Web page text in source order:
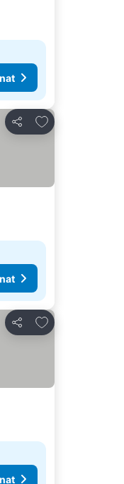
Jaa
Lisää suosikkeihin
Jaa
Lisää suosikkeihin